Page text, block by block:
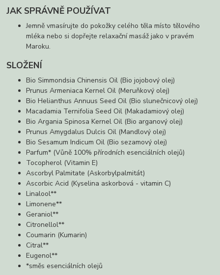
JAK SPRÁVNĚ POUŽÍVAT
Jemně vmasírujte do pokožky celého těla místo tělového
mléka nebo si dopřejte relaxační masáž jako v pravém
Maroku.
SLOŽENÍ
Bio Simmondsia Chinensis Oil (Bio jojobový olej)
Prunus Armeniaca Kernel Oil (Meruňkový olej)
Bio Helianthus Annuus Seed Oil (Bio slunečnicový olej)
Macadamia Ternifolia Seed Oil (Makadamiový olej)
Bio Argania Spinosa Kernel Oil (Bio arganový olej)
Prunus Amygdalus Dulcis Oil (Mandlový olej)
Bio Sesamum Indicum Oil (Bio sezamový olej)
Parfum* (Vůně 100% přírodních esenciálních olejů)
Tocopherol (Vitamin E)
Ascorbyl Palmitate (Askorbylpalmitát)
Ascorbic Acid (Kyselina askorbová - vitamin C)
Linalool**
Limonene**
Geraniol**
Citronellol**
Coumarin (Kumarin)
Citral**
Eugenol**
*směs esenciálních olejů